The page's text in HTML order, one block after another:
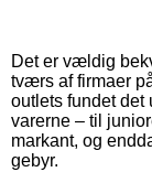
Det er vældig
tværs af firmaer
outlets fundet det
varerne – til
markant, og
gebyr.